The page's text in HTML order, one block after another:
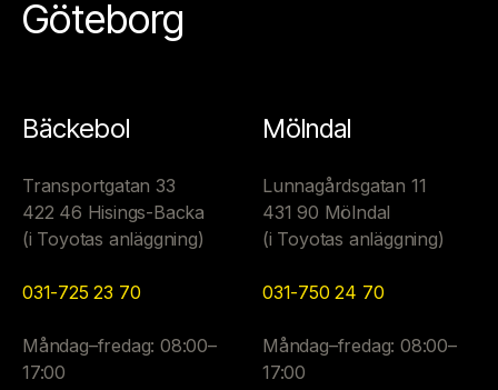
Göteborg
Bäckebol
Transportgatan 33
422 46 Hisings-Backa
(i Toyotas anläggning)
031-725 23 70
Måndag–fredag: 08:00–
17:00
Mölndal
Lunnagårdsgatan 11
431 90 Mölndal
(i Toyotas anläggning)
031-750 24 70
Måndag–fredag: 08:00–
17:00